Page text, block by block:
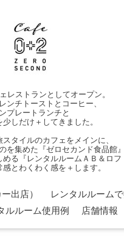
レストランとしてオープン。
ンチトーストとコーヒー、
プレートランチと
少しだけ＋してきました。
スタイルのカフェをメインに、
を集めた『ゼロセカンド食品館
める『レンタルルームＡＢ＆ロフ
感とわくわく感を＋します。
出店）
レンタルルーム
ルルーム使用例 店舗情報